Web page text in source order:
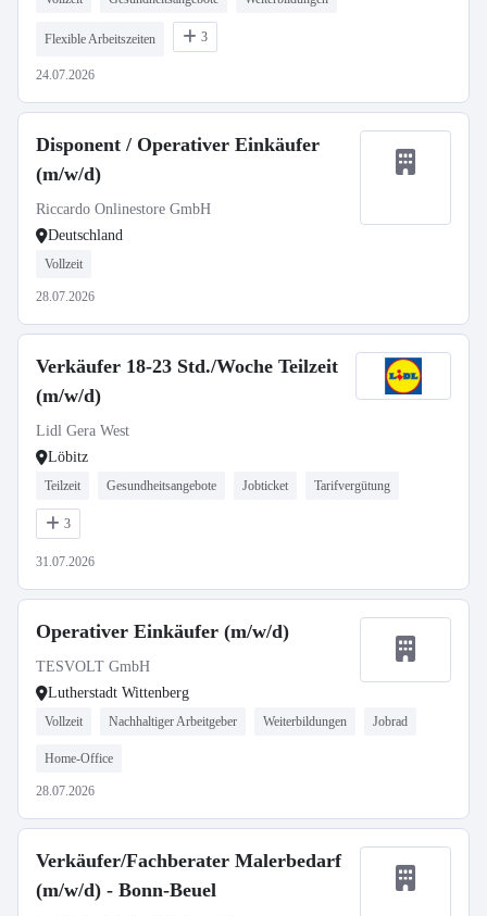
Flexible Arbeitszeiten 3
24.07.2026
Disponent / Operativer Einkäufer
(m/w/d)
Riccardo Onlinestore GmbH
Deutschland
Vollzeit
28.07.2026
Verkäufer 18-23 Std./Woche Teilzeit
(m/w/d)
Lidl Gera West
Löbitz
Teilzeit Gesundheitsangebote Jobticket Tarifvergütung
3
31.07.2026
Operativer Einkäufer (m/w/d)
TESVOLT GmbH
Lutherstadt Wittenberg
Vollzeit Nachhaltiger Arbeitgeber Weiterbildungen Jobrad
Home-Office
28.07.2026
Verkäufer/Fachberater Malerbedarf
(m/w/d) - Bonn-Beuel